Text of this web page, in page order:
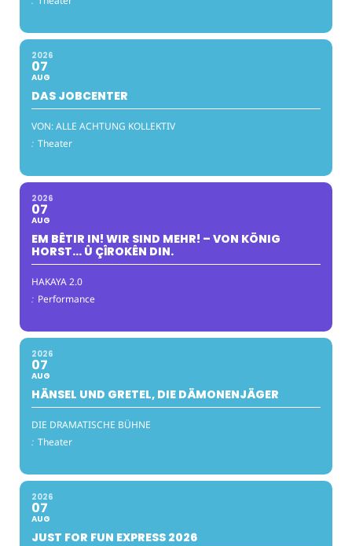
2026
07
AUG
DAS JOBCENTER
VON: ALLE ACHTUNG KOLLEKTIV
: Theater
2026
07
AUG
EM BÊTIR IN! WIR SIND MEHR! – VON KÖNIG
HORST… Û ÇÎROKÊN DIN.
HAKAYA 2.0
: Performance
2026
07
AUG
HÄNSEL UND GRETEL, DIE DÄMONENJÄGER
DIE DRAMATISCHE BÜHNE
: Theater
2026
07
AUG
JUST FOR FUN EXPRESS 2026